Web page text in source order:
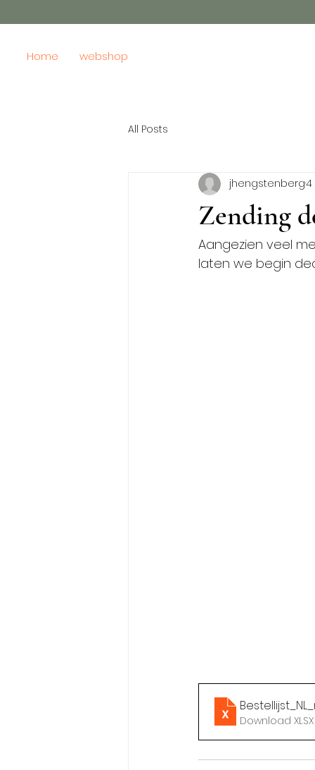
Home webshop
All Posts
Zending
jhengstenberg4
Aangezien veel
laten we begin
Download XLSX